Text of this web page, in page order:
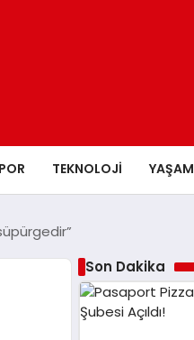
TEKNOLOJI YAŞAM
Son Dakika